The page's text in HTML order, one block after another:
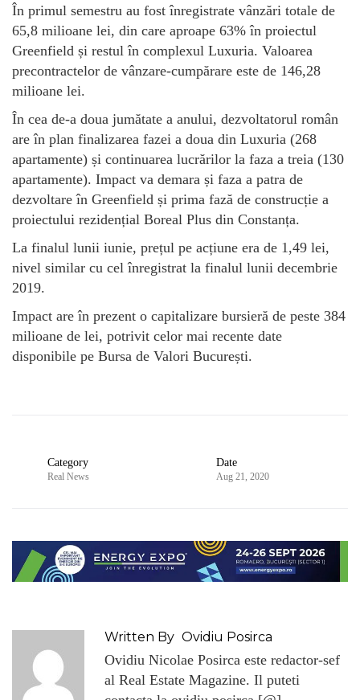
În primul semestru au fost înregistrate vânzări totale de
65,8 milioane lei, din care aproape 63% în proiectul
Greenfield și restul în complexul Luxuria. Valoarea
precontractelor de vânzare-cumpărare este de 146,28
milioane lei.
În cea de-a doua jumătate a anului, dezvoltatorul român
are în plan finalizarea fazei a doua din Luxuria (268
apartamente) și continuarea lucrărilor la faza a treia (130
apartamente). Impact va demara și faza a patra de
dezvoltare în Greenfield și prima fază de construcție a
proiectului rezidențial Boreal Plus din Constanța.
La finalul lunii iunie, prețul pe acțiune era de 1,49 lei,
nivel similar cu cel înregistrat la finalul lunii decembrie
2019.
Impact are în prezent o capitalizare bursieră de peste 384
milioane de lei, potrivit celor mai recente date
disponibile pe Bursa de Valori București.
Category
Real News
Date
Aug 21, 2020
Written By Ovidiu Posirca
Ovidiu Nicolae Posirca este redactor-sef
al Real Estate Magazine. Il puteti